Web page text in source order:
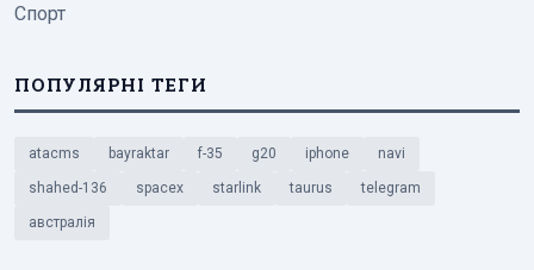
Спорт
ПОПУЛЯРНІ ТЕГИ
atacms bayraktar f-35 g20 iphone navi
shahed-136 spacex starlink taurus telegram
австралія